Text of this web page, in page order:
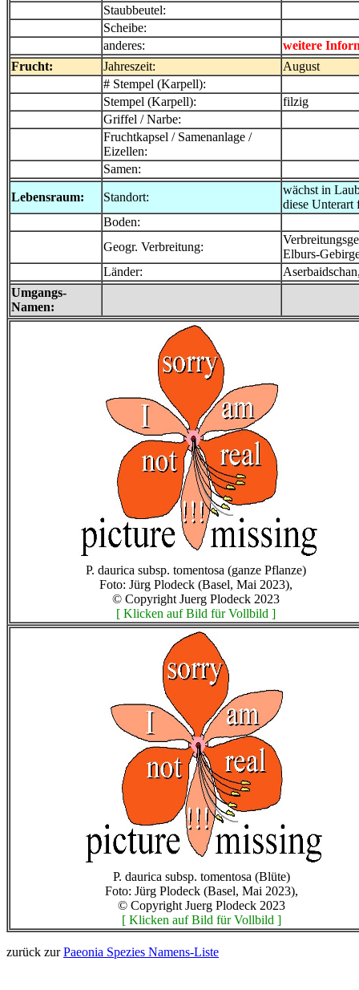
Staubbeutel:
Scheibe:
anderes:
weitere
Frucht:
Jahreszeit:
August
# Stempel (Karpell):
Stempel (Karpell):
filzig
Griffel / Narbe:
Fruchtkapsel / Samenanlage /
Eizellen:
Samen:
Lebensraum: Standort:
wächst in
diese Unterart
Boden:
Geogr. Verbreitung:
Elburs-
Länder:
Umgangs-
Namen:
P. daurica subsp. tomentosa (ganze Pflanze)
Foto: Jürg Plodeck (Basel, Mai 2023),
© Copyright Juerg Plodeck 2023
[ Klicken auf Bild für Vollbild ]
P. daurica subsp. tomentosa (Blüte)
Foto: Jürg Plodeck (Basel, Mai 2023),
© Copyright Juerg Plodeck 2023
[ Klicken auf Bild für Vollbild ]
zurück zurPaeonia Spezies Namens-Liste